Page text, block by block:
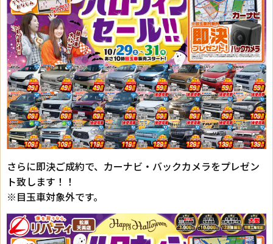
さらに即決ご成約で、カーナビ・バックカメラをプレゼン
ト致します！！
※目玉車対象外です。